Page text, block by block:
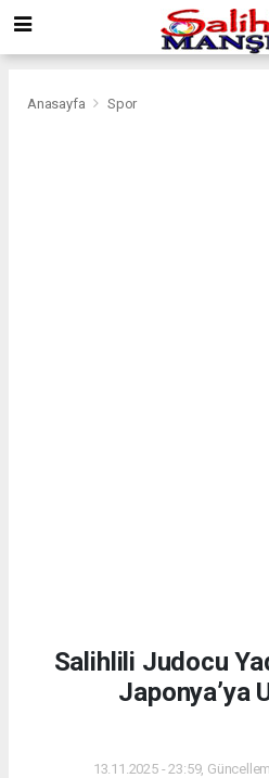
Anasayfa Spor
Salihlili Judocu
Japonya’ya
13.11.2025 - 23:59,